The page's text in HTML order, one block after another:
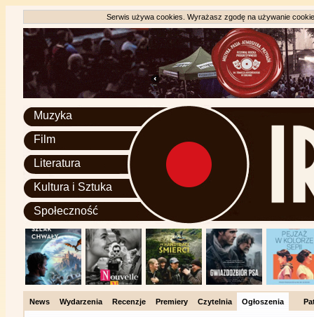
Serwis używa cookies. Wyrażasz zgodę na używanie
Muzyka
Film
Literatura
Kultura i Sztuka
Społeczność
News Wydarzenia Recenzje Premiery Czytelnia Ogłoszenia